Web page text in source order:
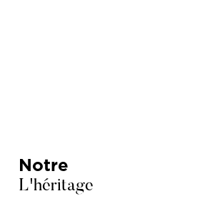
Notre
L'héritage